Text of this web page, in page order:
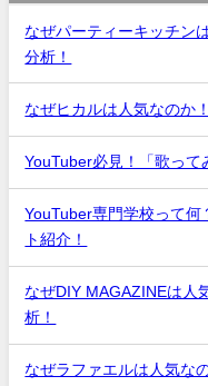
なぜパーティーキッチン
分析！
なぜヒカルは人気なのか
YouTuber必見！「歌って
YouTuber専門学校って何
ト紹介！
なぜDIY MAGAZINEは人
析！
なぜラファエルは人気な